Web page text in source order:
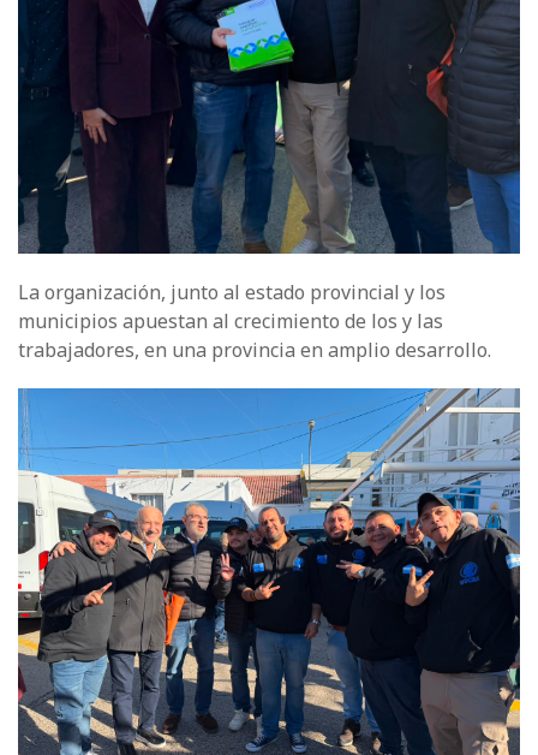
La organización, junto al estado provincial y los
municipios apuestan al crecimiento de los y las
trabajadores, en una provincia en amplio desarrollo.